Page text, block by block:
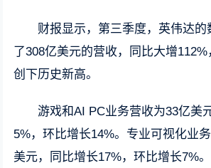
财报显示，第三季度，英伟达
了308亿美元的营收，同比大增112%
创下历史新高。
游戏和AI PC业务营收为33亿美
5%，环比增长14%。专业可视化业
美元，同比增长17%，环比增长7%。